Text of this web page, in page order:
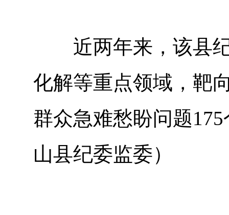
近两年来，该县纪
化解等重点领域，靶
群众急难愁盼问题
山县纪委监委）